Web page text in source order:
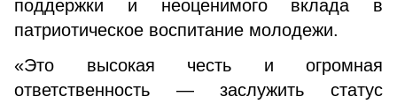
поддержки и неоценимого вклада в
патриотическое воспитание молодежи.
«Это высокая честь и огромная
ответственность — заслужить статус